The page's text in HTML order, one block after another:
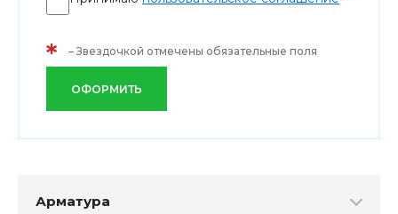
Арматура
* – Звездочкой отмечены обязательные поля
ОФОРМИТЬ